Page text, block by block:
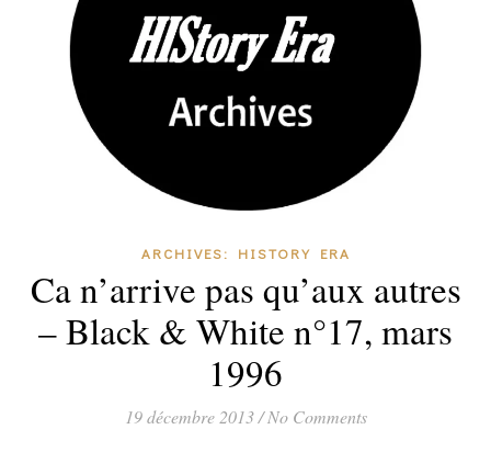
ARCHIVES: HISTORY ERA
Ca n’arrive pas qu’aux autres
– Black & White n°17, mars
1996
19 décembre 2013 / No Comments